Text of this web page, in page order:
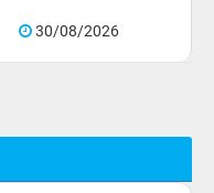
30/08/2026